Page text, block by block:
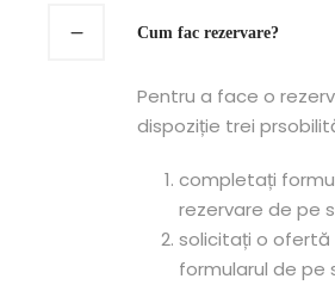
Cum fac rezervare?
Pentru a face o
dispoziție trei
completați
rezervare de pe
solicitați o ofertă
formularul de pe